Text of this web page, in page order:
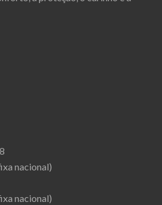
nacional)
nacional)